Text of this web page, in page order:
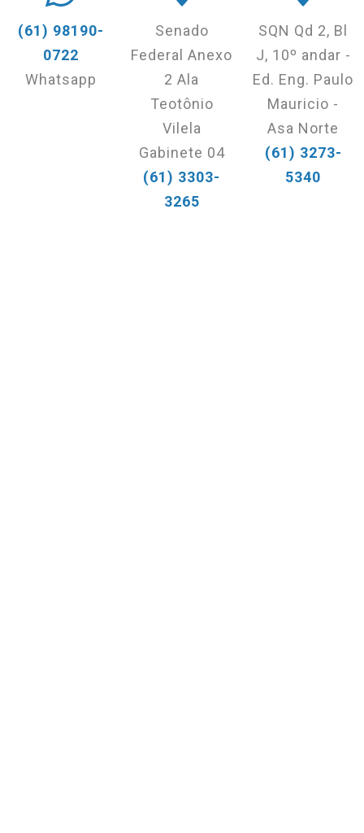
(61) 98190-
0722
Whatsapp
Senado
Federal Anexo
2 Ala
Teotônio
Vilela
Gabinete 04
(61) 3303-
3265
SQN Qd 2, Bl
J, 10º andar -
Ed. Eng. Paulo
Mauricio -
Asa Norte
(61) 3273-
5340